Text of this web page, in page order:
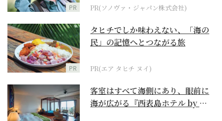
PR PR(ソノヴァ・ジャパン株式会社)
PR
タヒチでしか味わえない、「海の
民」の記憶へとつながる旅
PR(エア タヒチ ヌイ)
客室はすべて海側にあり、眼前に
海が広がる『西表島ホテル by 星